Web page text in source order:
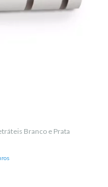
Branco e Prata